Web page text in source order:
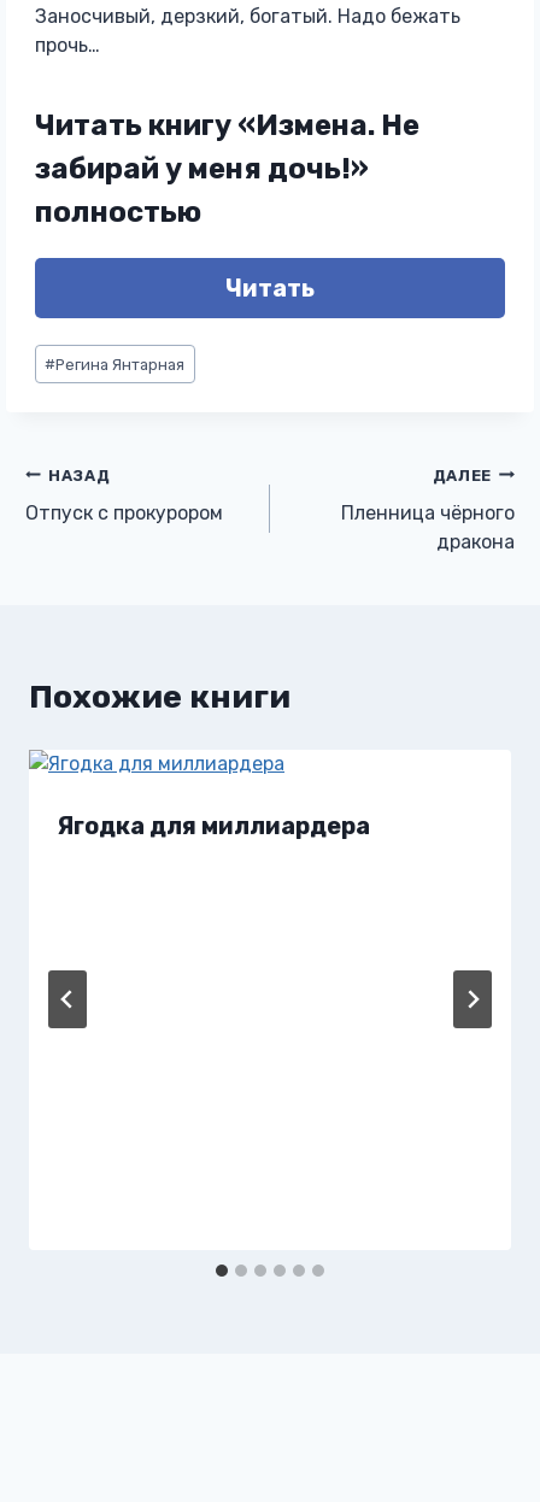
Заносчивый, дерзкий, богатый. Надо бежать
прочь…
Читать книгу «Измена. Не
забирай у меня дочь!»
полностью
Читать
Метки
записи:
#Регина Янтарная
Навигация
по
НАЗАД
Отпуск с прокурором
ДАЛЕЕ
Пленница чёрного
дракона
Похожие книги
Ягодка для миллиардера